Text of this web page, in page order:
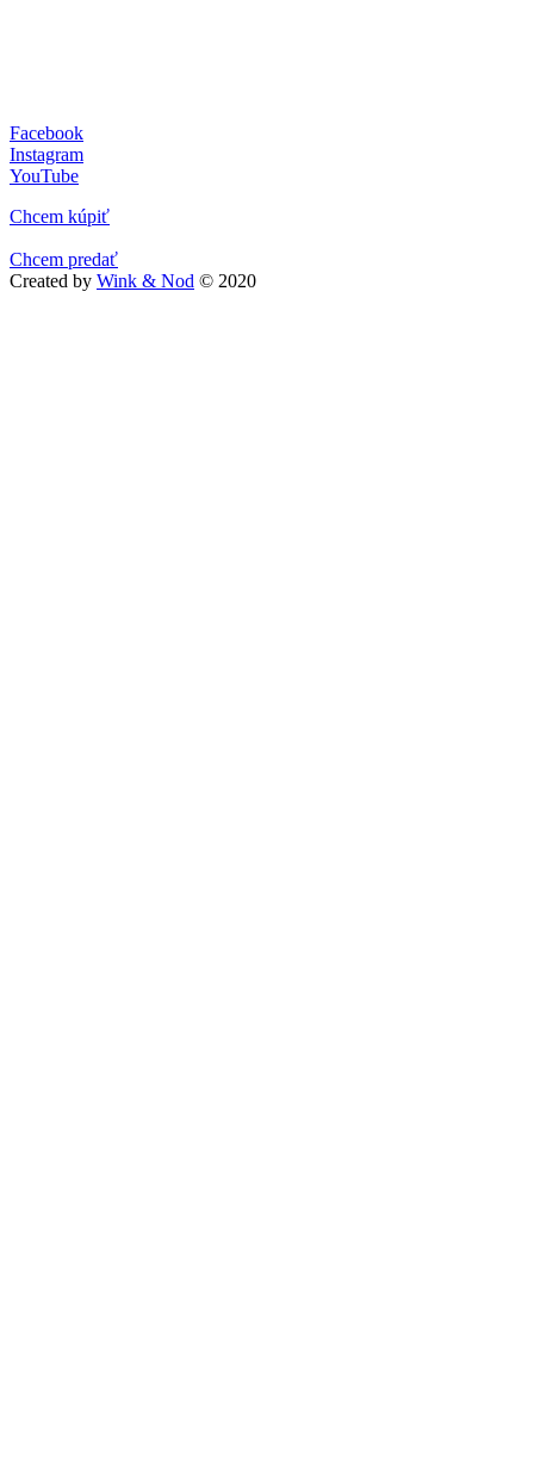
Facebook
Instagram
YouTube
Chcem kúpiť
Chcem predať
Created by Wink & Nod © 2020